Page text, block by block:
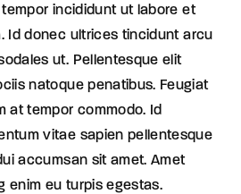
incididunt ut labore et
Id donec ultrices tincidunt arcu
ut. Pellentesque elit
natoque penatibus. Feugiat
at tempor commodo. Id
vitae sapien pellentesque
accumsan sit amet. Amet
enim eu turpis egestas.